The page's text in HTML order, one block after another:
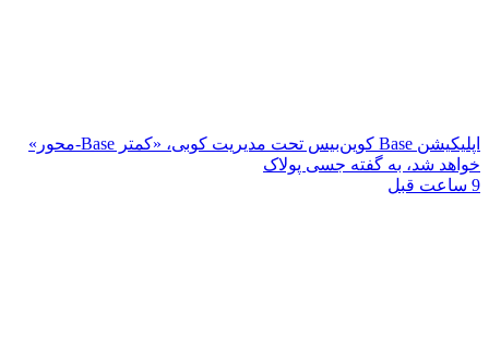
اپلیکیشن Base کوین‌بیس تحت مدیریت کوبی، «کمتر Base-محور»
خواهد شد، به گفته جسی پولاک
9 ساعت قبل